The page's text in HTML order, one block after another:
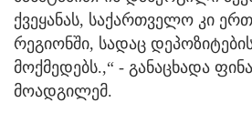
ქვეყანას, საქართველო კი
რეგიონში, სადაც
მოქმედებს.,“ - განაცხადა
მოადგილემ.